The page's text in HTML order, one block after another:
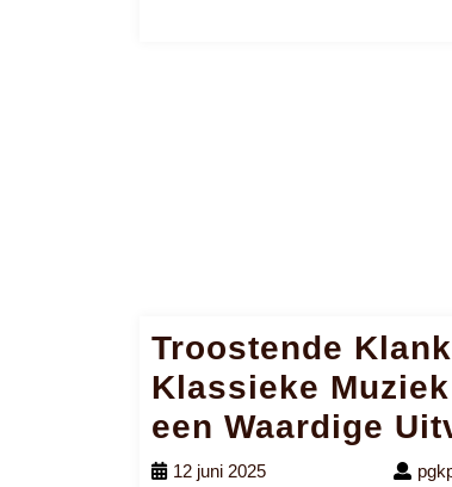
Troostende
Klassieke
een Waardige
12 juni 2025